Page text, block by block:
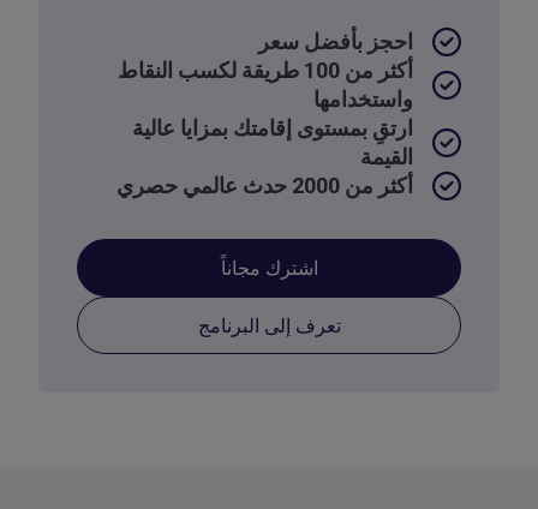
احجز بأفضل سعر
أكثر من 100 طريقة لكسب النقاط
واستخدامها
ارتقِ بمستوى إقامتك بمزايا عالية
القيمة
أكثر من 2000 حدث عالمي حصري
اشترك مجاناً
تعرف إلى البرنامج